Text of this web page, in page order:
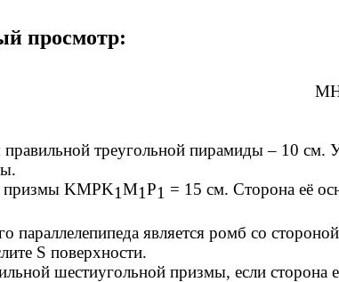
просмотр:
треугольной пирамиды – 10 см.
призмы KMPK1M1P1 = 15 см. Сторона её
параллелепипеда является ромб со
S поверхности.
шестиугольной призмы, если сторона